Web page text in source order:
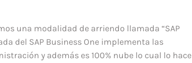
una modalidad de arriendo llamada “SAP
del SAP Business One implementa las
y además es 100% nube lo cual lo hace